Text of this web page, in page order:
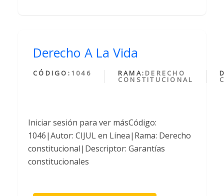
Derecho A La Vida
CÓDIGO: 1046 RAMA: DERECHO
CONSTITUCIONAL
Iniciar sesión para ver másCódigo:
1046|Autor: CIJUL en Línea|Rama: Derecho
constitucional|Descriptor: Garantías
constitucionales